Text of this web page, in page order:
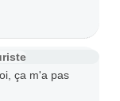
ça m'a pas